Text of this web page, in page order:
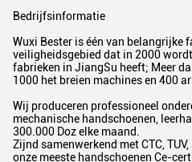
Bedrijfsinformatie
Wuxi Bester is één van belangrijke
veiligheidsgebied dat in 2000
fabrieken in JiangSu heeft; Meer
1000 het breien machines en 400
Wij produceren professioneel
mechanische handschoenen,
300.000 Doz elke maand.
Zijnd samenwerkend met CTC,
onze meeste handschoenen Ce-